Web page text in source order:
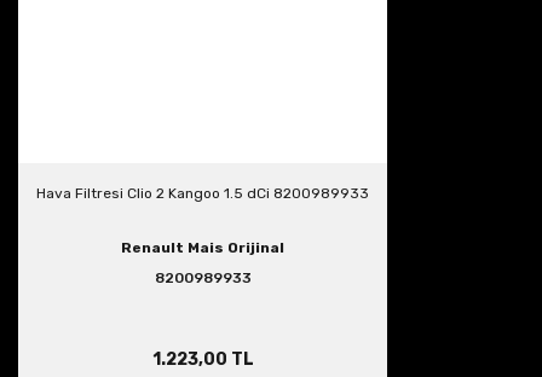
Hava Filtresi Clio 2 Kangoo 1.5 dCi 8200989933
Renault Mais Orijinal
8200989933
1.223,00 TL